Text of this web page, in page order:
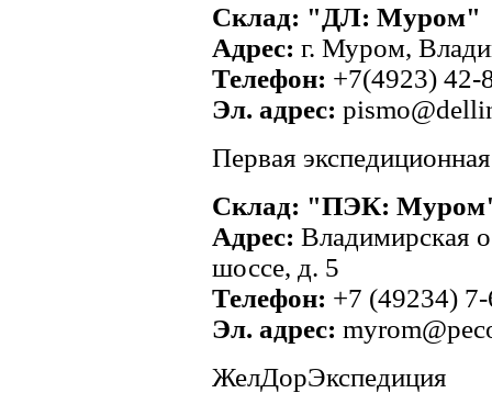
Склад: "ДЛ: Муром"
Адрес: г. Муром,
Телефон: +7(4923) 42-
Эл. адрес:
Первая
Склад: "ПЭК:
Адрес: Владимирская
шоссе, д. 5
Телефон: +7 (49234)
Эл. адрес:
ЖелДорЭкспедиция